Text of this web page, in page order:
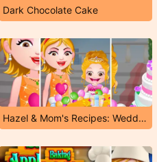
Dark Chocolate Cake
Hazel & Mom's Recipes: Wedding Cake